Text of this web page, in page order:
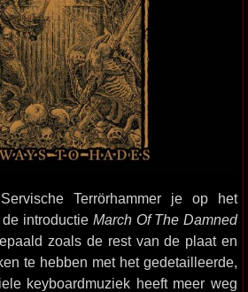
Terrörhammer je op het
introductie March Of The Damned
zoals de rest van de plaat en
te hebben met het gedetailleerde,
keyboardmuziek heeft meer weg